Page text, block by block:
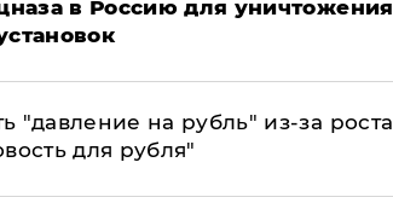
в Россию для уничтожения
на рубль" из-за роста
для рубля"